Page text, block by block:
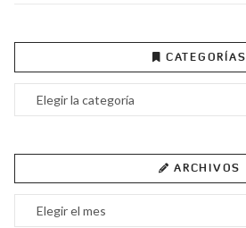
CATEGORÍAS
Categorías
ARCHIVOS
Archivos